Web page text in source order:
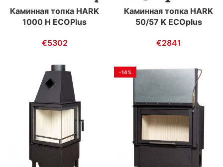
Каминная топка HARK
1000 H ECOPlus
€5302
Каминная топка HARK
50/57 K ECOplus
€2841
-14%